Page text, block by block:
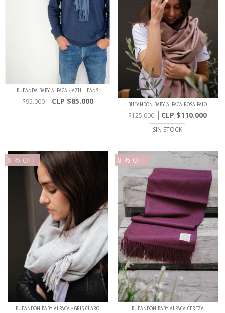
BUFANDA BABY ALPACA - AZUL JEANS
$95.000 $85.000 BUFANDON BABY ALPACA ROSA PALO
$125.000 $110.000
SIN STOCK
8 % OFF
BUFANDON BABY ALPACA - GRIS CLARO
8 % OFF
BUFANDON BABY ALPACA CEREZA